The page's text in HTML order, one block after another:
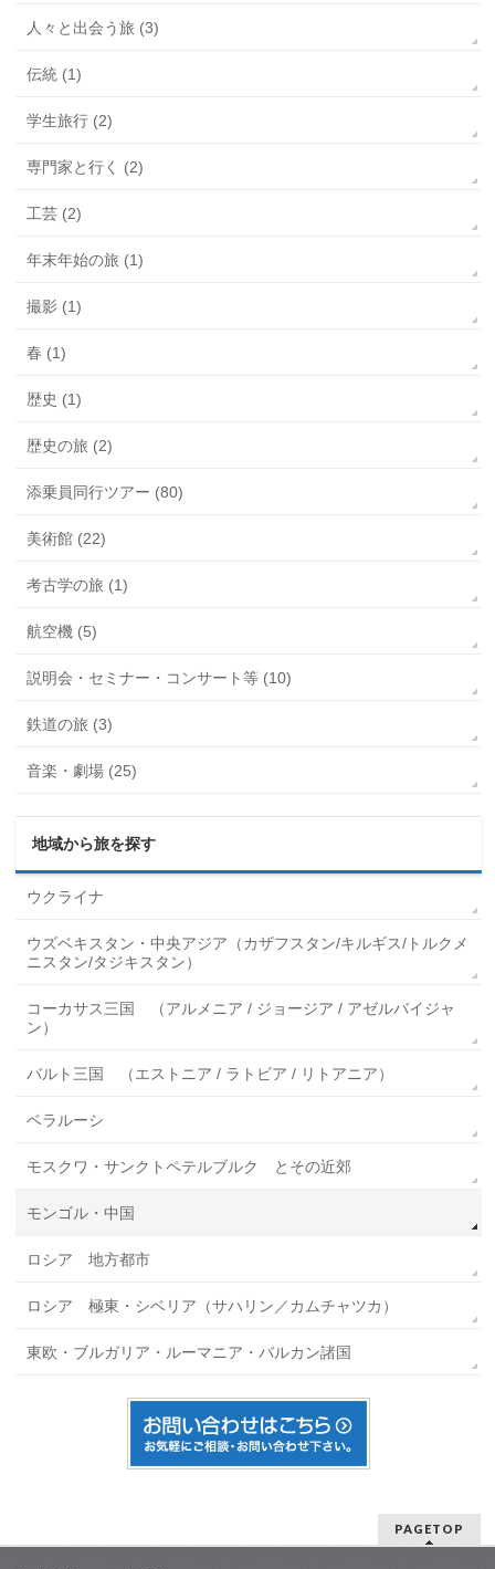
人々と出会う旅 (3)
伝統 (1)
学生旅行 (2)
専門家と行く (2)
工芸 (2)
年末年始の旅 (1)
撮影 (1)
春 (1)
歴史 (1)
歴史の旅 (2)
添乗員同行ツアー (80)
美術館 (22)
考古学の旅 (1)
航空機 (5)
説明会・セミナー・コンサート等 (10)
鉄道の旅 (3)
音楽・劇場 (25)
地域から旅を探す
ウクライナ
ウズベキスタン・中央アジア（カザフスタン/キルギス/トルクメ
ニスタン/タジキスタン）
コーカサス三国 （アルメニア / ジョージア / アゼルバイジャ
ン）
バルト三国 （エストニア / ラトビア / リトアニア）
ベラルーシ
モスクワ・サンクトペテルブルク とその近郊
モンゴル・中国
ロシア 地方都市
ロシア 極東・シベリア（サハリン／カムチャツカ）
東欧・ブルガリア・ルーマニア・バルカン諸国
PAGETOP